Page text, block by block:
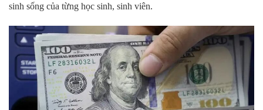
sinh sống của từng học sinh, sinh viên.